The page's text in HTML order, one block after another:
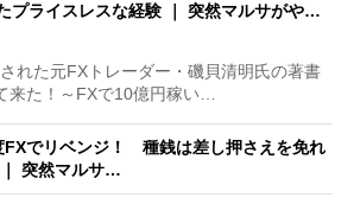
プライスレスな経験 ｜ 突然マルサがや…
れた元FXトレーダー・磯貝清明氏の著書
来た！～FXで10億円稼い…
FXでリベンジ！ 種銭は差し押さえを免れ
突然マルサ…